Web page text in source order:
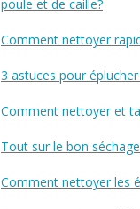
poule et de caille?
Comment nettoyer
3 astuces pour
Comment nettoyer et
Tout sur le bon
Comment nettoyer les